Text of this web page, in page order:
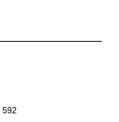
592